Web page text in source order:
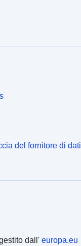
del fornitore di dati
dall' europa.eu